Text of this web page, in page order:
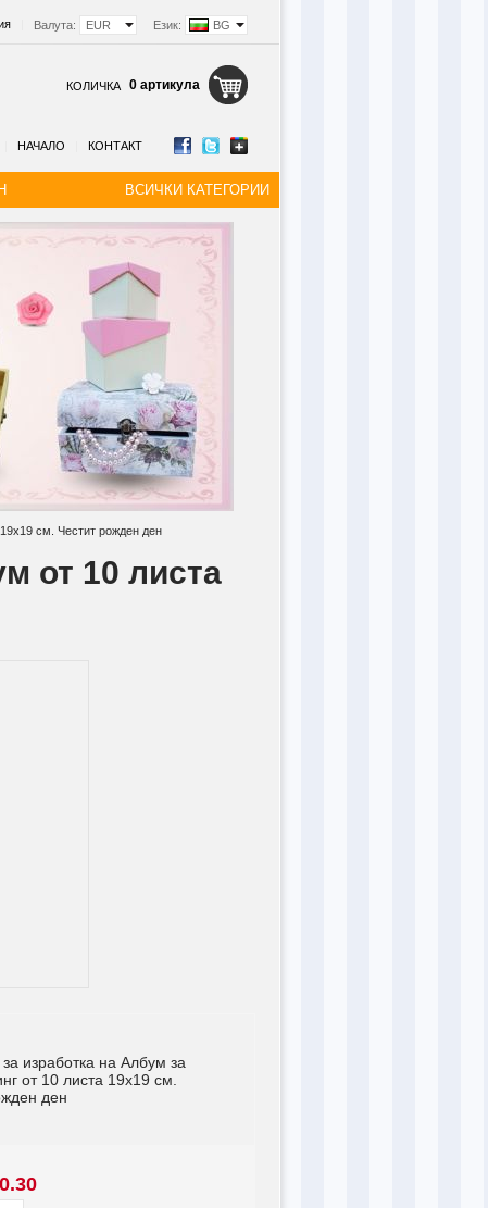
Език: BG
Валута: EUR
КОЛИЧКА 0 артикула
НАЧАЛО КОНТАКТ
ВСИЧКИ КАТЕГОРИИ
см. Честит рожден ден
от 10 листа
изработка на Албум за
от 10 листа 19x19 см.
ден